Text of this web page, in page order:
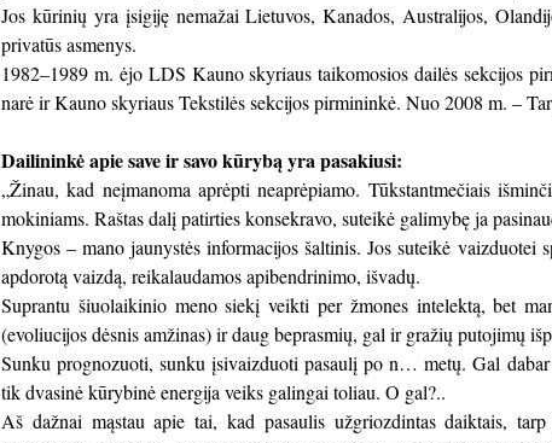
Jos kūrinių yra įsigiję nemažai Lietuvos, Kanados, Australijos,
privatūs asmenys.
1982–1989 m. ėjo LDS Kauno skyriaus taikomosios dailės sekcijos
narė ir Kauno skyriaus Tekstilės sekcijos pirmininkė. Nuo 2008 m. –
Dailininkė apie save ir savo kūrybą yra pasakiusi:
„Žinau, kad neįmanoma aprėpti neaprėpiamo. Tūkstantmečiais
mokiniams. Raštas dalį patirties konsekravo, suteikė galimybę ja
Knygos – mano jaunystės informacijos šaltinis. Jos suteikė vaizduotei
apdorotą vaizdą, reikalaudamos apibendrinimo, išvadų.
Suprantu šiuolaikinio meno siekį veikti per žmones intelektą, bet
(evoliucijos dėsnis amžinas) ir daug beprasmių, gal ir gražių putojimų
Sunku prognozuoti, sunku įsivaizduoti pasaulį po n… metų. Gal
tik dvasinė kūrybinė energija veiks galingai toliau. O gal?..
Aš dažnai mąstau apie tai, kad pasaulis užgriozdintas daiktais,